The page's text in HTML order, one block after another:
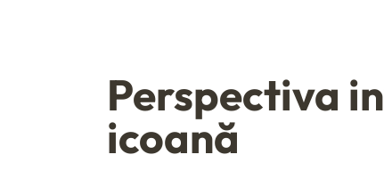
Perspectiva
icoană